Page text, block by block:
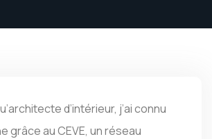
d’intérieur, j’ai connu
grâce au CEVE, un réseau